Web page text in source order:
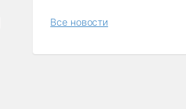
Все новости